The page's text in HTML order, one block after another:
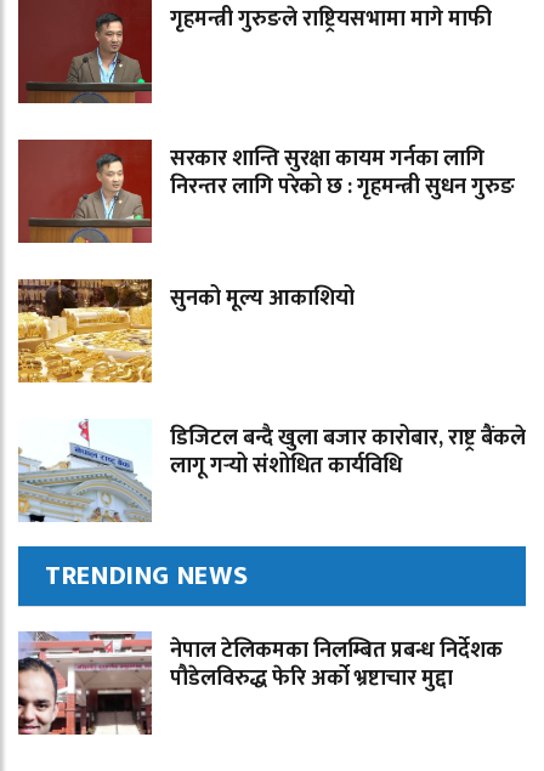
गृहमन्त्री गुरुङले राष्ट्रियसभामा मागे माफी
सरकार शान्ति सुरक्षा कायम गर्नका लागि
निरन्तर लागि परेको छ : गृहमन्त्री सुधन गुरुङ
सुनको मूल्य आकाशियो
डिजिटल बन्दै खुला बजार कारोबार, राष्ट्र बैंकले
लागू गर्‍यो संशोधित कार्यविधि
TRENDING NEWS
नेपाल टेलिकमका निलम्बित प्रबन्ध निर्देशक
पौडेलविरुद्ध फेरि अर्को भ्रष्टाचार मुद्दा